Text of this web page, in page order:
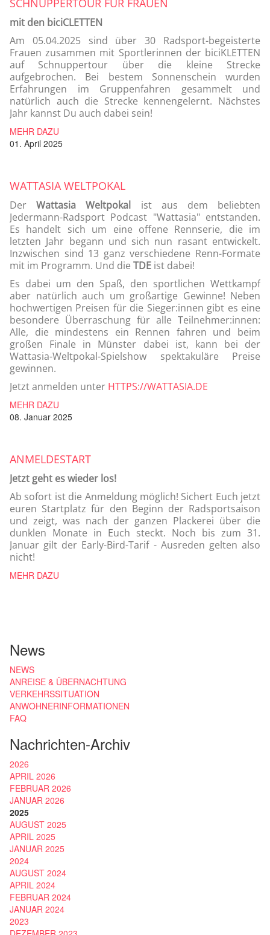
SCHNUPPERTOUR FÜR FRAUEN
mit den biciCLETTEN
Am 05.04.2025 sind über 30 Radsport-begeisterte
Frauen zusammen mit Sportlerinnen der biciKLETTEN
auf Schnuppertour über die kleine Strecke
aufgebrochen. Bei bestem Sonnenschein wurden
Erfahrungen im Gruppenfahren gesammelt und
natürlich auch die Strecke kennengelernt. Nächstes
Jahr kannst Du auch dabei sein!
MEHR DAZU
01. April 2025
WATTASIA WELTPOKAL
DerWattasia Weltpokal ist aus dem beliebten
Jedermann-Radsport Podcast "Wattasia" entstanden.
Es handelt sich um eine offene Rennserie, die im
letzten Jahr begann und sich nun rasant entwickelt.
Inzwischen sind 13 ganz verschiedene Renn-Formate
mit im Programm. Und die TDE ist dabei!
Es dabei um den Spaß, den sportlichen Wettkampf
aber natürlich auch um großartige Gewinne! Neben
hochwertigen Preisen für die Sieger:innen gibt es eine
besondere Überraschung für alle Teilnehmer:innen:
Alle, die mindestens ein Rennen fahren und beim
großen Finale in Münster dabei ist, kann bei der
Wattasia-Weltpokal-Spielshow spektakuläre Preise
gewinnen.
Jetzt anmelden unter HTTPS://WATTASIA.DE
MEHR DAZU
08. Januar 2025
ANMELDESTART
Jetzt geht es wieder los!
Ab sofort ist die Anmeldung möglich! Sichert Euch jetzt
euren Startplatz für den Beginn der Radsportsaison
und zeigt, was nach der ganzen Plackerei über die
dunklen Monate in Euch steckt. Noch bis zum 31.
Januar gilt der Early-Bird-Tarif - Ausreden gelten also
nicht!
MEHR DAZU
News
NEWS
ANREISE & ÜBERNACHTUNG
VERKEHRSSITUATION
ANWOHNERINFORMATIONEN
FAQ
Nachrichten-Archiv
2026
APRIL 2026
FEBRUAR 2026
JANUAR 2026
2025
AUGUST 2025
APRIL 2025
JANUAR 2025
2024
AUGUST 2024
APRIL 2024
FEBRUAR 2024
JANUAR 2024
2023